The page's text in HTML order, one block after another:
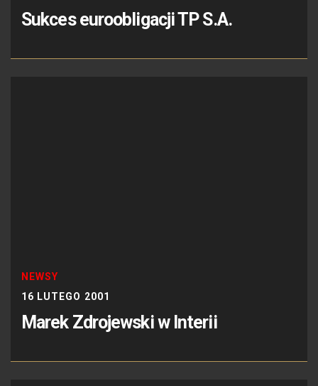
Sukces euroobligacji TP S.A.
NEWSY
16 LUTEGO 2001
Marek Zdrojewski w Interii